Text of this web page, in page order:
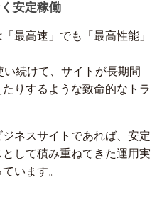
安定稼働
最高速」でも「最高性能」
続けて、サイトが長期間
りするような致命的なトラ
ネスサイトであれば、安定
して積み重ねてきた運用実
います。